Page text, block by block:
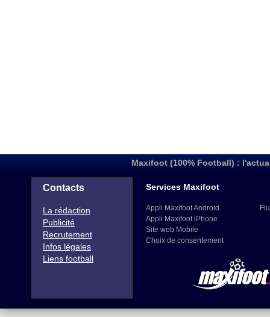
Maxifoot (100% Football) :
Contacts
La rédaction
Publicité
Recrutement
Infos légales
Liens football
Services Maxifoot
Appli Maxifoot Android
Appli Maxifoot iPhone
Site web Mobile
Choix de consentement